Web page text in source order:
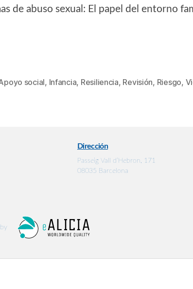
de abuso sexual: El papel del entorno
social, Infancia, Resiliencia, Revisión, Riesgo,
Dirección
Passeig Vall d’Hebron, 171
08035 Barcelona
by